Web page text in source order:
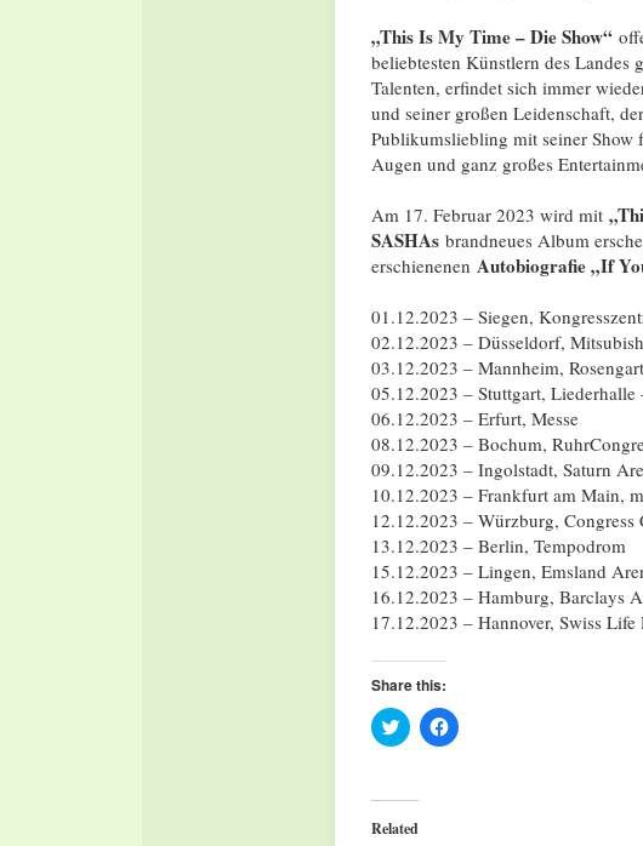
„This Is My Time – Die Show“
beliebtesten Künstlern des
Talenten, erfindet sich immer
und seiner großen Leidenschaft,
Publikumsliebling mit seiner Show
Augen und ganz großes
Am 17. Februar 2023 wird mit
SASHAsbrandneues Album
erschienenen Autobiografie „If
01.12.2023 – Siegen,
02.12.2023 – Düsseldorf,
03.12.2023 – Mannheim,
05.12.2023 – Stuttgart, Liederhalle
06.12.2023 – Erfurt, Messe
08.12.2023 – Bochum,
09.12.2023 – Ingolstadt, Saturn
10.12.2023 – Frankfurt am Main,
12.12.2023 – Würzburg, Congress
13.12.2023 – Berlin, Tempodrom
15.12.2023 – Lingen, Emsland
16.12.2023 – Hamburg, Barclays
17.12.2023 – Hannover, Swiss Life
Share this:
Click
to
(Opens
in
new
Click
to
Related